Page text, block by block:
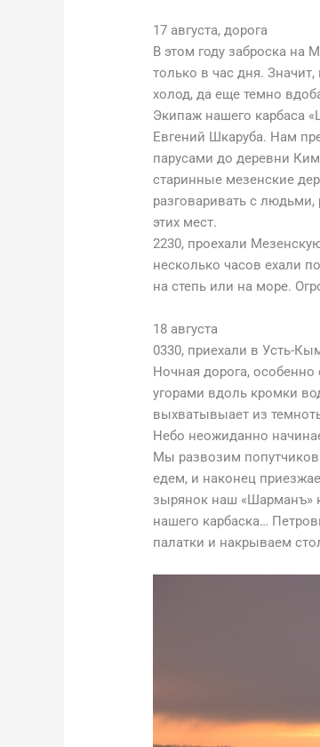
17 августа, дорога
В этом году заброска на
только в час дня.
холод, да еще темно
Экипаж нашего карбаса
Евгений Шкаруба. Нам
парусами до деревни
старинные мезенские
разговаривать с людьми,
этих мест.
2230, проехали
несколько часов ехали
на степь или на море.
18 августа
0330, приехали в Усть-
Ночная дорога,
угорами вдоль кромки
выхватывыает из
Небо неожиданно
Мы развозим
едем, и наконец
зырянок наш «Шарманъ»
нашего карбаска…
палатки и накрываем